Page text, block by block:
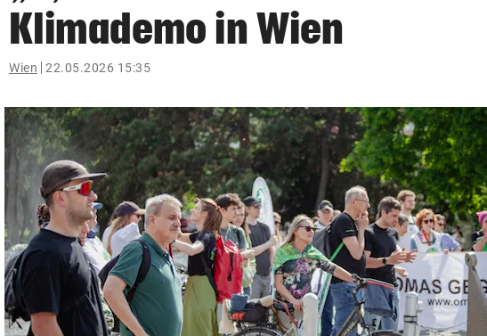
Suchbegriff
eingeben
© Krone Multimedia GmbH & Co KG 2026
Muthgasse 2, 1190 Wien
Klimademo in Wien
Wien 22.05.2026 15:35